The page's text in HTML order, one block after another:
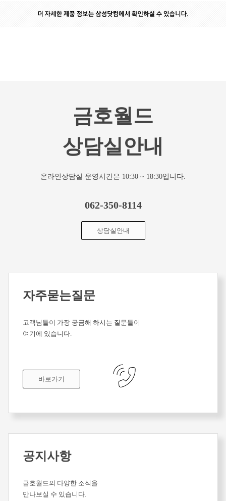
금호월드
상담실안내
온라인상담실 운영시간은 10:30 ~ 18:30입니다.
062-350-8114
상담실안내
자주묻는질문
고객님들이 가장 궁금해 하시는 질문들이
여기에 있습니다.
바로가기
공지사항
금호월드의 다양한 소식을
만나보실 수 있습니다.